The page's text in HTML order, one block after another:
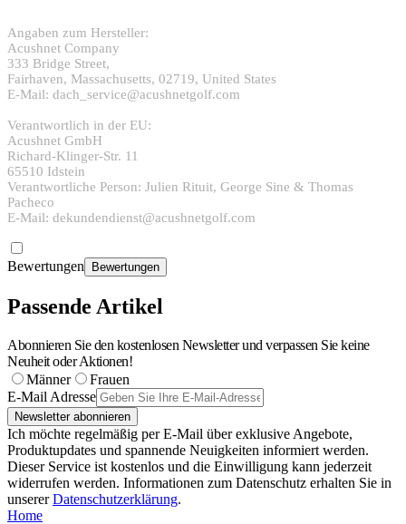
Angaben zum Hersteller:
Acushnet Company
333 Bridge Street,
Fairhaven, Massachusetts, 02719, United States
E-Mail: dach_service@acushnetgolf.com
Verantwortlich in der EU:
Acushnet GmbH
Richard-Klinger-Str. 11
65510 Idstein
Verantwortliche Person: Julien Rituit, George Sine & Thomas
Pacheco
E-Mail: dekundendienst@acushnetgolf.com
Bewertungen Bewertungen
Passende Artikel
Abonnieren Sie den kostenlosen Newsletter und verpassen Sie keine
Neuheit oder Aktionen!
Männer
Frauen
E-Mail Adresse
Newsletter abonnieren
Ich möchte regelmäßig per E-Mail über exklusive Angebote,
Produktupdates und spannende Neuigkeiten informiert werden.
Dieser Service ist kostenlos und die Einwilligung kann jederzeit
widerrufen werden. Informationen zum Datenschutz erhalten Sie in
unsererDatenschutzerklärung.
Home